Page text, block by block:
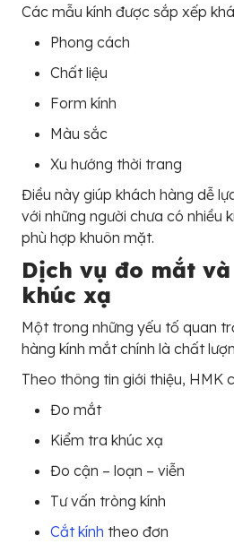
Các mẫu kính được sắp xếp
Phong cách
Chất liệu
Form kính
Màu sắc
Xu hướng thời trang
Điều này giúp khách hàng dễ
với những người chưa có nhiều
phù hợp khuôn mặt.
Dịch vụ đo mắt
khúc xạ
Một trong những yếu tố quan
hàng kính mắt chính là chất
Theo thông tin giới thiệu, HMK
Đo mắt
Kiểm tra khúc xạ
Đo cận – loạn – viễn
Tư vấn tròng kính
Cắt kính theo đơn